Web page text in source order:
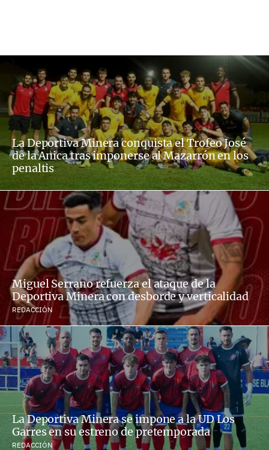
La Deportiva Minera conquista el Trofeo José
de la Anica tras imponerse al Mazarrón en los
penaltis
Miguel Serrano refuerza el ataque de la
Deportiva Minera con desborde y verticalidad
REDACCIÓN
La Deportiva Minera se impone a la UD Los
Garres en su estreno de pretemporada
REDACCIÓN